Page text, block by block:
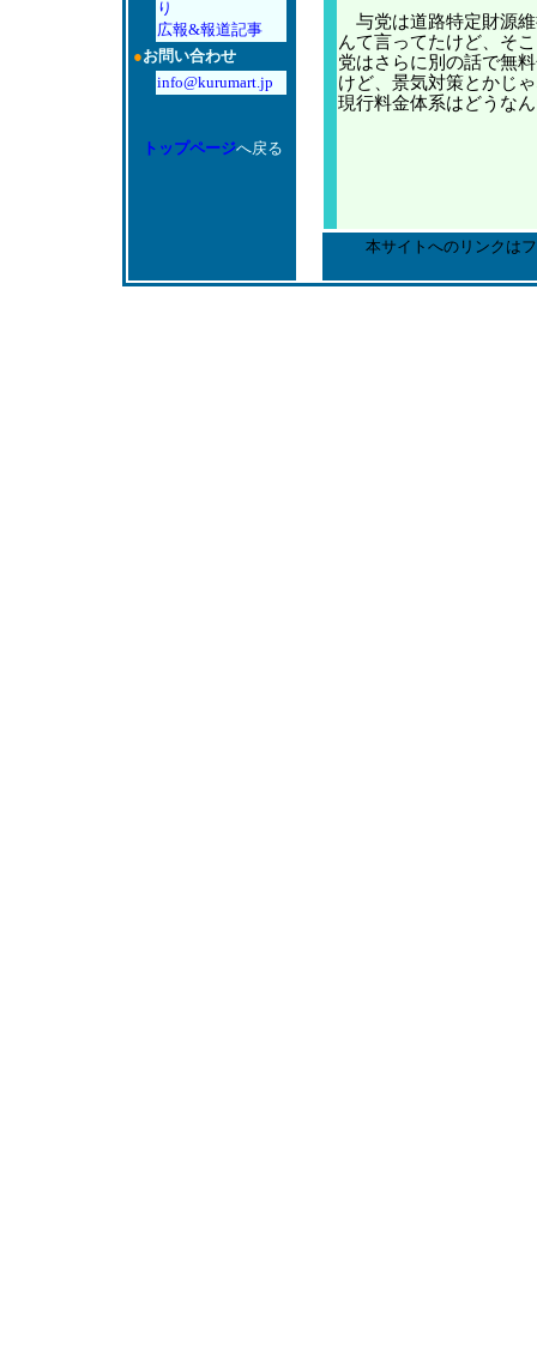
り
広報&報道記事
●お問い合わせ
info@kurumart.jp
トップページへ戻る
与党は道路特定財源
んて言ってたけど、そ
党はさらに別の話で無
けど、景気対策とかじ
現行料金体系はどうな
本サイトへのリンクは